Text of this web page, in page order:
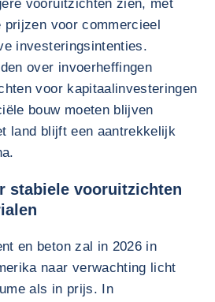
vooruitzichten zien, met
prijzen voor commercieel
investeringsintenties.
over invoerheffingen
voor kapitaalinvesteringen
bouw moeten blijven
land blijft een aantrekkelijk
stabiele vooruitzichten
en beton zal in 2026 in
naar verwachting licht
als in prijs. In